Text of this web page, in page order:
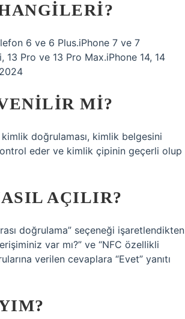
6 ve 6 Plus.iPhone 7 ve 7
13 Pro ve 13 Pro Max.iPhone 14, 14
MI?
doğrulaması, kimlik belgesini
eder ve kimlik çipinin geçerli olup
AÇILIR?
doğrulama” seçeneği işaretlendikten
var mı?” ve “NFC özellikli
verilen cevaplara “Evet” yanıtı